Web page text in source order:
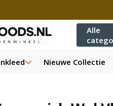
Alle
Nieuwe Collectie